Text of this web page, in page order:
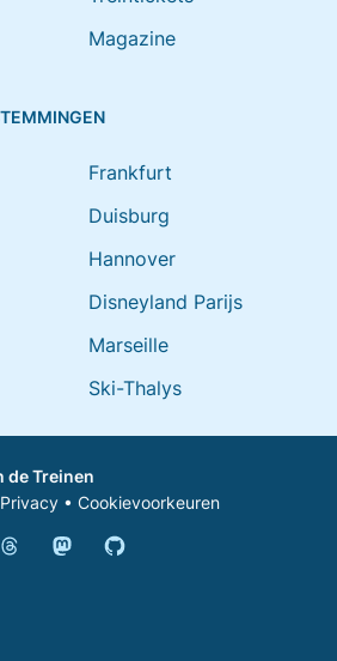
Magazine
Frankfurt
Duisburg
Hannover
Disneyland Parijs
Marseille
Ski-Thalys
de Treinen
Privacy • Cookievoorkeuren